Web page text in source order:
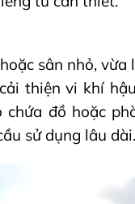
sân nhỏ,
thiện vi khí
đồ hoặc
sử dụng lâu dài.